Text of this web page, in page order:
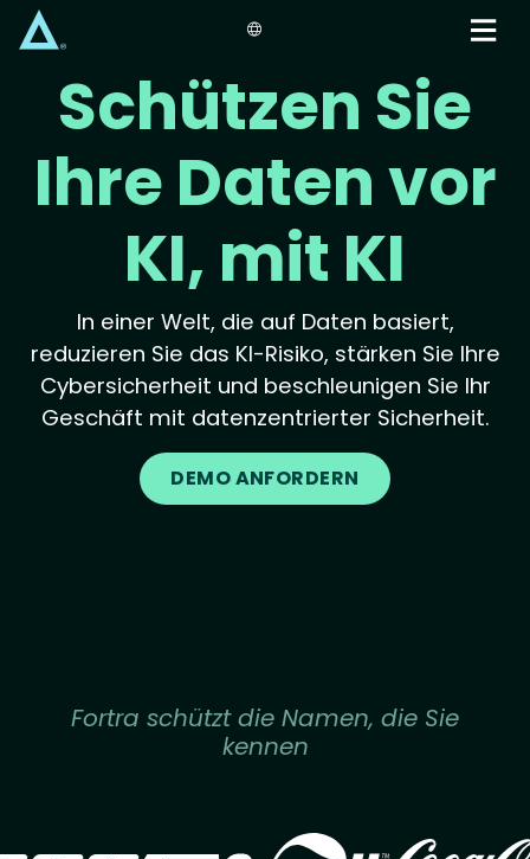
content
Schützen Sie
Ihre Daten vor
KI, mit KI
In einer Welt, die auf Daten basiert,
reduzieren Sie das KI-Risiko, stärken Sie Ihre
Cybersicherheit und beschleunigen Sie Ihr
Geschäft mit datenzentrierter Sicherheit.
DEMO ANFORDERN
Fortra schützt die Namen, die Sie
kennen
Image